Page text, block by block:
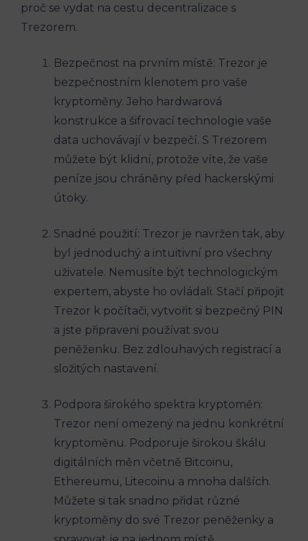
proč se vydat na cestu decentralizace s
Trezorem.
Bezpečnost na prvním místě: Trezor je
bezpečnostním klenotem pro vaše
kryptoměny. Jeho hardwarová
konstrukce a šifrovací technologie vaše
data uchovávají v bezpečí. S Trezorem
můžete být klidní, protože víte, že vaše
peníze jsou chráněny před hackerskými
útoky.
Snadné použití: Trezor je navržen tak, aby
byl jednoduchý a intuitivní pro všechny
uživatele. Nemusíte být technologickým
expertem, abyste ho ovládali. Stačí připojit
Trezor k počítači, vytvořit si bezpečný PIN
a jste připraveni používat svou
peněženku. Bez zdlouhavých registrací a
složitých nastavení.
Podpora širokého spektra kryptoměn:
Trezor není omezený na jednu konkrétní
kryptoměnu. Podporuje širokou škálu
digitálních měn včetně Bitcoinu,
Ethereumu, Litecoinu a mnoha dalších.
Můžete si tak snadno přidat různé
kryptoměny do své Trezor peněženky a